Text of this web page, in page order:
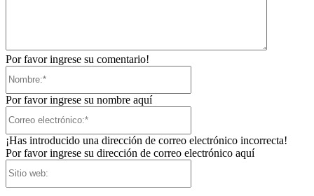
Por favor ingrese su comentario!
Por favor ingrese su nombre aquí
¡Has introducido una dirección de correo electrónico incorrecta!
Por favor ingrese su dirección de correo electrónico aquí